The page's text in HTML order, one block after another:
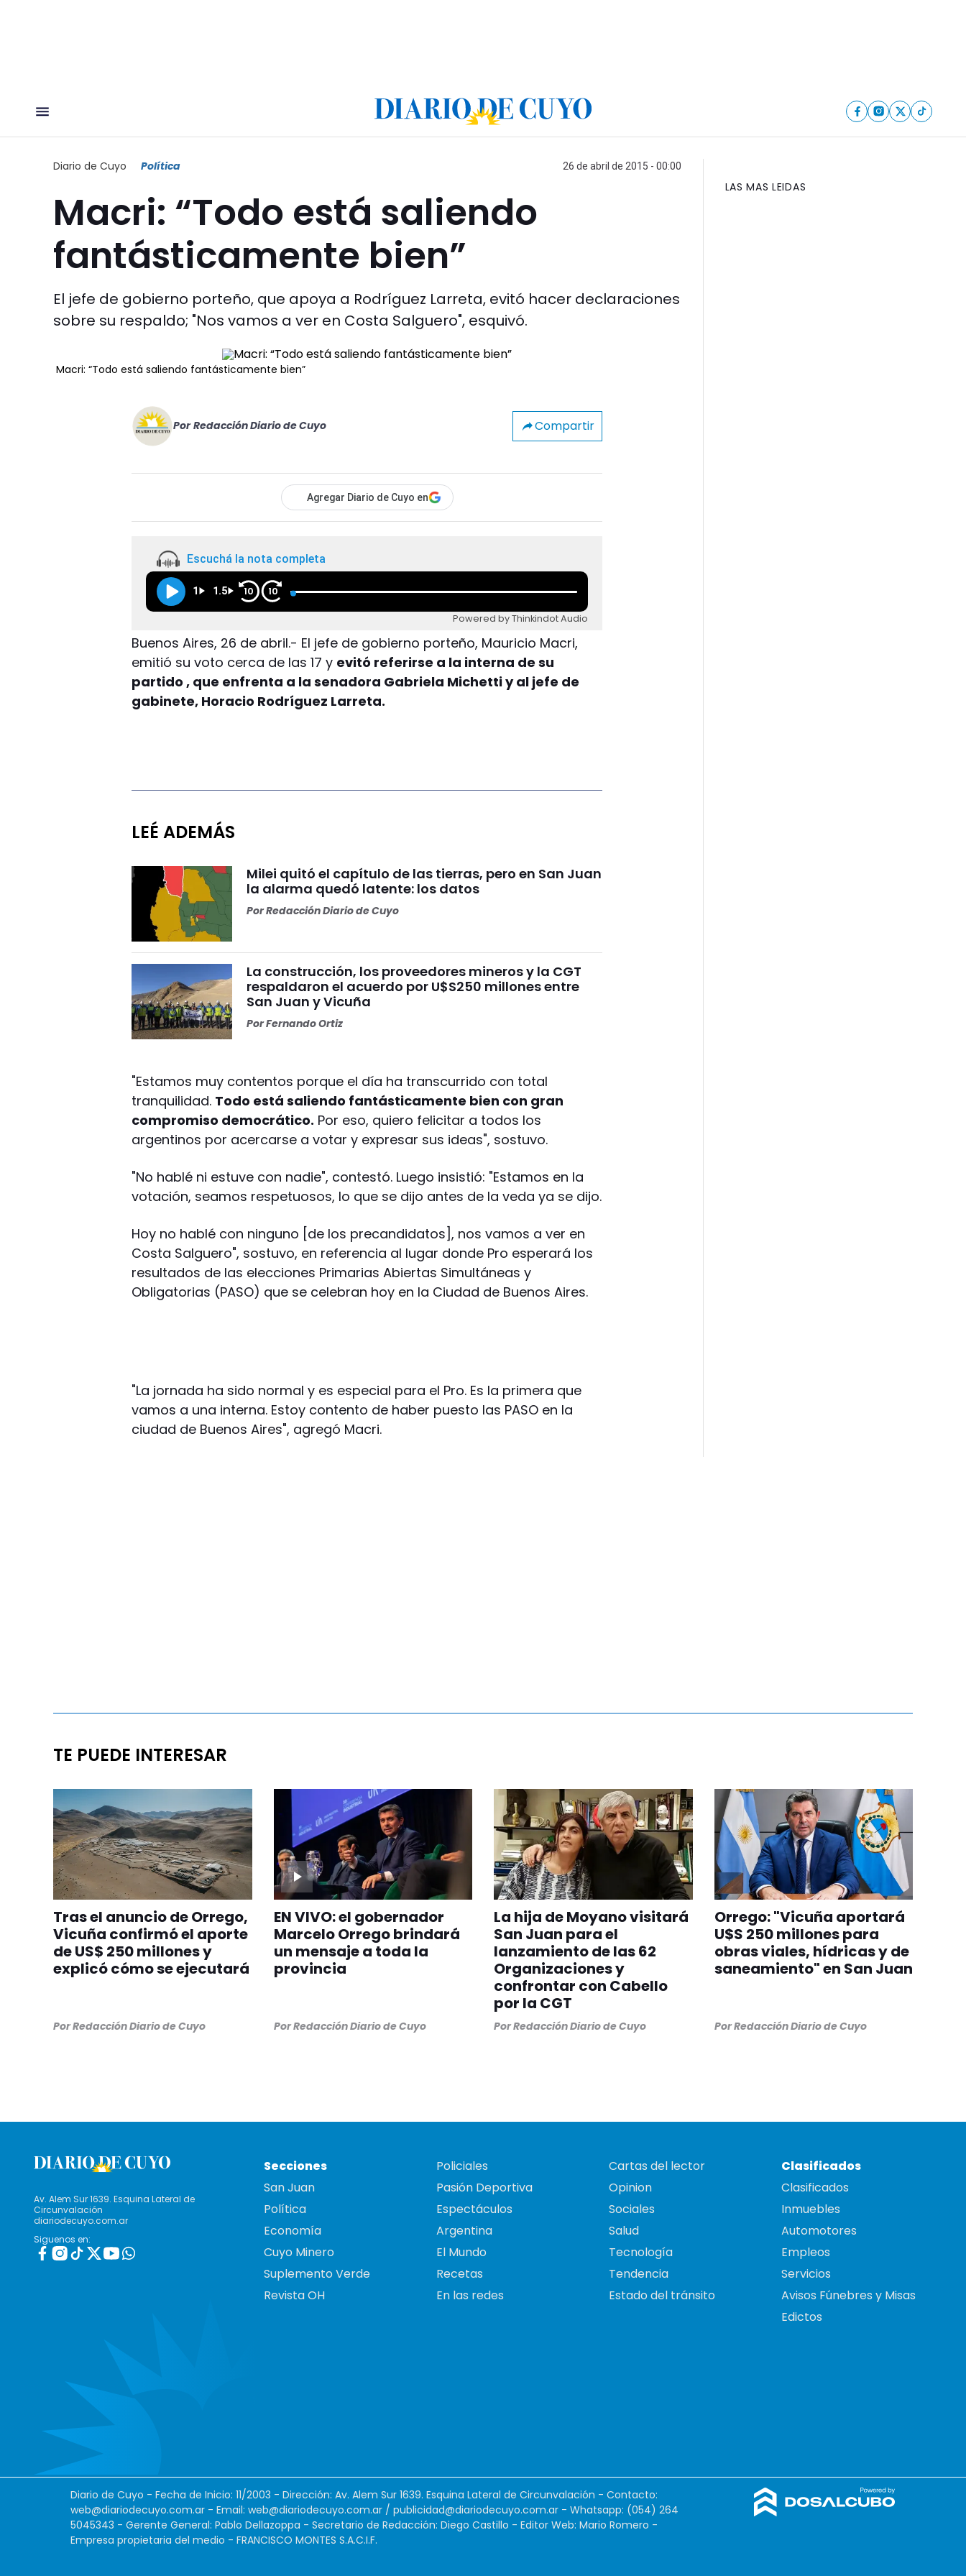
Diario de Cuyo Política 26 de abril de 2015 - 00:00
Macri: “Todo está saliendo
fantásticamente bien”
El jefe de gobierno porteño, que apoya a Rodríguez Larreta, evitó hacer declaraciones
sobre su respaldo; "Nos vamos a ver en Costa Salguero", esquivó.
Macri: “Todo está saliendo fantásticamente bien”
Por Redacción Diario de Cuyo Compartir
Agregar Diario de Cuyo en
Escuchá la nota completa
1 1.5 10 10
Powered by Thinkindot Audio
Buenos Aires, 26 de abril.- El jefe de gobierno porteño, Mauricio Macri,
emitió su voto cerca de las 17 y evitó referirse a la interna de su
partido , que enfrenta a la senadora Gabriela Michetti y al jefe de
gabinete, Horacio Rodríguez Larreta.
LEÉ ADEMÁS
Milei quitó el capítulo de las tierras, pero en San Juan
la alarma quedó latente: los datos
PorRedacción Diario de Cuyo
La construcción, los proveedores mineros y la CGT
respaldaron el acuerdo por U$S250 millones entre
San Juan y Vicuña
PorFernando Ortiz
"Estamos muy contentos porque el día ha transcurrido con total
tranquilidad. Todo está saliendo fantásticamente bien con gran
compromiso democrático. Por eso, quiero felicitar a todos los
argentinos por acercarse a votar y expresar sus ideas", sostuvo.
"No hablé ni estuve con nadie", contestó. Luego insistió: "Estamos en la
votación, seamos respetuosos, lo que se dijo antes de la veda ya se dijo.
Hoy no hablé con ninguno [de los precandidatos], nos vamos a ver en
Costa Salguero", sostuvo, en referencia al lugar donde Pro esperará los
resultados de las elecciones Primarias Abiertas Simultáneas y
Obligatorias (PASO) que se celebran hoy en la Ciudad de Buenos Aires.
"La jornada ha sido normal y es especial para el Pro. Es la primera que
vamos a una interna. Estoy contento de haber puesto las PASO en la
ciudad de Buenos Aires", agregó Macri.
LAS MAS LEIDAS
TE PUEDE INTERESAR
Tras el anuncio de Orrego,
Vicuña confirmó el aporte
de US$ 250 millones y
explicó cómo se ejecutará
PorRedacción Diario de Cuyo
EN VIVO: el gobernador
Marcelo Orrego brindará
un mensaje a toda la
provincia
PorRedacción Diario de Cuyo
La hija de Moyano visitará
San Juan para el
lanzamiento de las 62
Organizaciones y
confrontar con Cabello
por la CGT
PorRedacción Diario de Cuyo
Orrego: "Vicuña aportará
U$S 250 millones para
obras viales, hídricas y de
saneamiento" en San Juan
PorRedacción Diario de Cuyo
Av. Alem Sur 1639. Esquina Lateral de
Circunvalación
diariodecuyo.com.ar
Siguenos en:
Secciones
San Juan
Política
Economía
Cuyo Minero
Suplemento Verde
Revista OH
Policiales
Pasión Deportiva
Espectáculos
Argentina
El Mundo
Recetas
En las redes
Cartas del lector
Opinion
Sociales
Salud
Tecnología
Tendencia
Estado del tránsito
Clasificados
Clasificados
Inmuebles
Automotores
Empleos
Servicios
Avisos Fúnebres y Misas
Edictos
Diario de Cuyo - Fecha de Inicio: 11/2003 - Dirección: Av. Alem Sur 1639. Esquina Lateral de Circunvalación - Contacto:
web@diariodecuyo.com.ar - Email: web@diariodecuyo.com.ar / publicidad@diariodecuyo.com.ar - Whatsapp: (054) 264
5045343 - Gerente General: Pablo Dellazoppa - Secretario de Redacción: Diego Castillo - Editor Web: Mario Romero -
Empresa propietaria del medio - FRANCISCO MONTES S.A.C.I.F.